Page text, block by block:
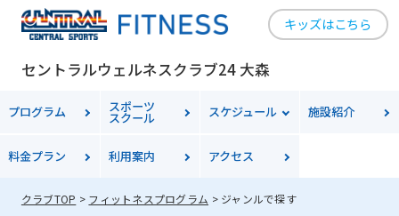
キッズはこちら
セントラルウェルネスクラブ24 大森
プログラム スポーツ
スクール スケジュール 施設紹介
料金プラン 利用案内 アクセス
クラブTOP フィットネスプログラム ジャンルで探す